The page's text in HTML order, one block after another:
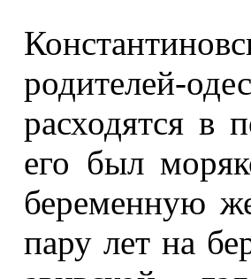
родителей-
расходятся в
его был
беременную
пару лет на